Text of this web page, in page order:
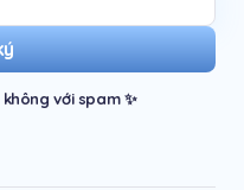
với spam ✨